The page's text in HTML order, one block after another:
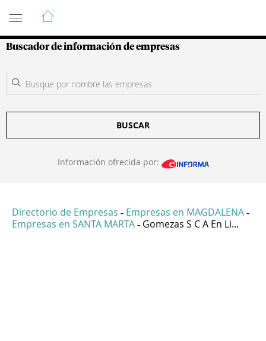
Guía de Empresas Colombianas
Buscador de información de empresas
BUSCAR
Información ofrecida por:
Directorio de Empresas - Empresas en MAGDALENA -
Empresas en SANTA MARTA - Gomezas S C A En Li...